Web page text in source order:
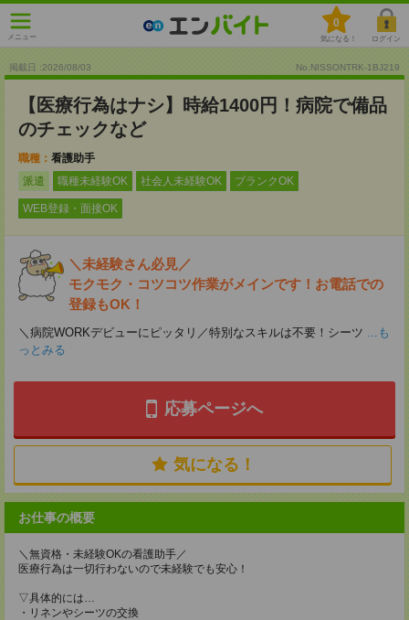
メニュー
0
気になる！ ログイン
掲載日 :2026/08/03 No.NISSONTRK-1BJ219
【医療行為はナシ】時給1400円！病院で備品
のチェックなど
職種： 看護助手
派遣
職種未経験OK 社会人未経験OK ブランクOK
WEB登録・面接OK
＼未経験さん必見／
モクモク・コツコツ作業がメインです！お電話での
登録もOK！
＼病院WORKデビューにピッタリ／特別なスキルは不要！シーツ ...も
っとみる
応募ページへ
気になる！
お仕事の概要
＼無資格・未経験OKの看護助手／
医療行為は一切行わないので未経験でも安心！
▽具体的には…
・リネンやシーツの交換